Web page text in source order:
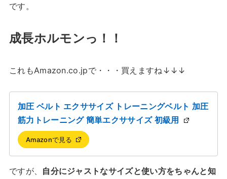
です。
成長ホルモンっ！！
これもAmazon.co.jpで・・・買えますね↓↓↓
加圧 ベルト エクササイズ トレーニングベルト 加圧
筋力トレーニング 簡単エクササイズ 初級用
Amazonで見る
ですが、 自分にジャストなサイズと使い方をちゃんと知